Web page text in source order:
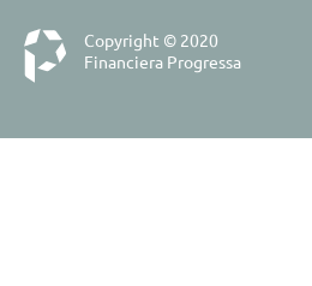
Copyright © 2020
Financiera Progressa